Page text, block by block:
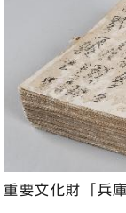
重要文化財「兵